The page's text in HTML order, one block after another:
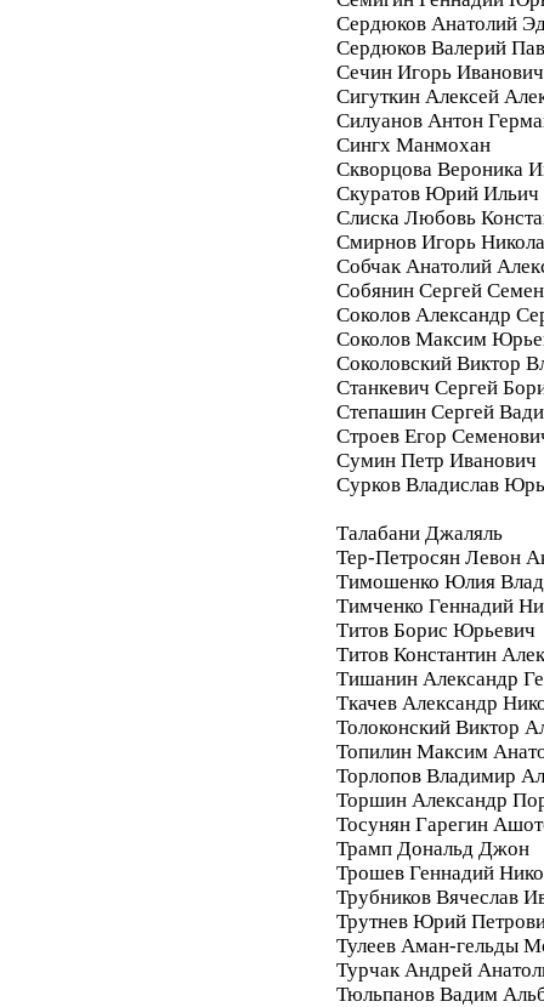
Сердюков Анатолий
Сердюков Валерий
Сечин Игорь Иванович
Сигуткин Алексей
Силуанов Антон
Сингх Манмохан
Скворцова Вероника
Скуратов Юрий Ильич
Слиска Любовь
Смирнов Игорь
Собчак Анатолий
Собянин Сергей
Соколов Александр
Соколов Максим
Соколовский Виктор
Станкевич Сергей
Степашин Сергей
Строев Егор
Сумин Петр Иванович
Сурков Владислав
Талабани Джаляль
Тер-Петросян Левон
Тимошенко Юлия
Тимченко Геннадий
Титов Борис Юрьевич
Титов Константин
Тишанин Александр
Ткачев Александр
Толоконский Виктор
Топилин Максим
Торлопов Владимир
Торшин Александр
Тосунян Гарегин
Трамп Дональд Джон
Трошев Геннадий
Трубников Вячеслав
Трутнев Юрий
Тулеев Аман-гельды
Турчак Андрей
Тюльпанов Вадим